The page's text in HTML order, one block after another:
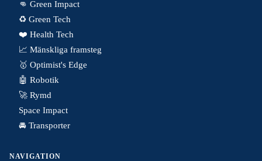
👊 Green Impact
♻️ Green Tech
❤️ Health Tech
📈 Mänskliga framsteg
🥇 Optimist's Edge
🤖 Robotik
🚀 Rymd
Space Impact
🚘 Transporter
NAVIGATION